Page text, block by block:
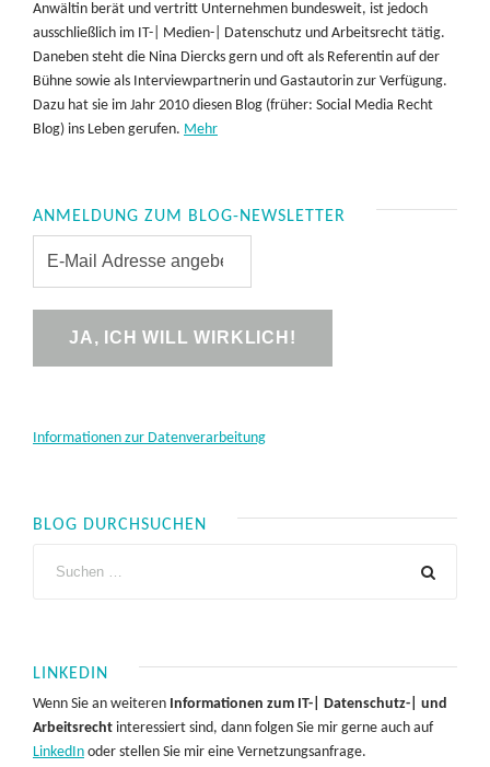
Anwältin berät und vertritt Unternehmen bundesweit, ist jedoch
ausschließlich im IT-| Medien-| Datenschutz und Arbeitsrecht tätig.
Daneben steht die Nina Diercks gern und oft als Referentin auf der
Bühne sowie als Interviewpartnerin und Gastautorin zur Verfügung.
Dazu hat sie im Jahr 2010 diesen Blog (früher: Social Media Recht
Blog) ins Leben gerufen. Mehr
ANMELDUNG ZUM BLOG-NEWSLETTER
Informationen zur Datenverarbeitung
BLOG DURCHSUCHEN
LINKEDIN
Wenn Sie an weiteren Informationen zum IT-| Datenschutz-| und
Arbeitsrecht interessiert sind, dann folgen Sie mir gerne auch auf
LinkedIn oder stellen Sie mir eine Vernetzungsanfrage.